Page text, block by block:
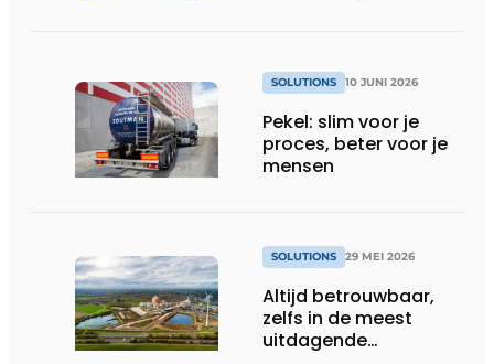
SOLUTIONS 10 JUNI 2026
Pekel: slim voor je
proces, beter voor je
mensen
SOLUTIONS 29 MEI 2026
Altijd betrouwbaar,
zelfs in de meest
uitdagende